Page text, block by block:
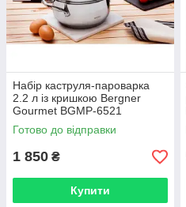
Набір каструля-пароварка
2.2 л із кришкою Bergner
Gourmet BGMP-6521
Готово до відправки
1 850 ₴
Купити